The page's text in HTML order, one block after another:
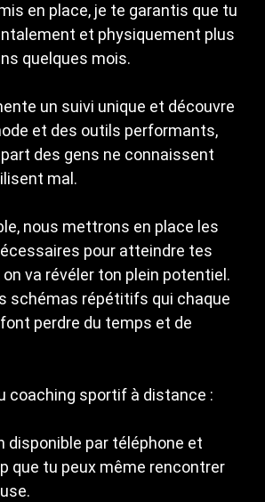
en place, je te garantis que tu
et physiquement plus
quelques mois.
un suivi unique et découvre
et des outils performants,
des gens ne connaissent
mal.
nous mettrons en place les
pour atteindre tes
va révéler ton plein potentiel.
schémas répétitifs qui chaque
perdre du temps et de
coaching sportif à distance :
disponible par téléphone et
que tu peux même rencontrer